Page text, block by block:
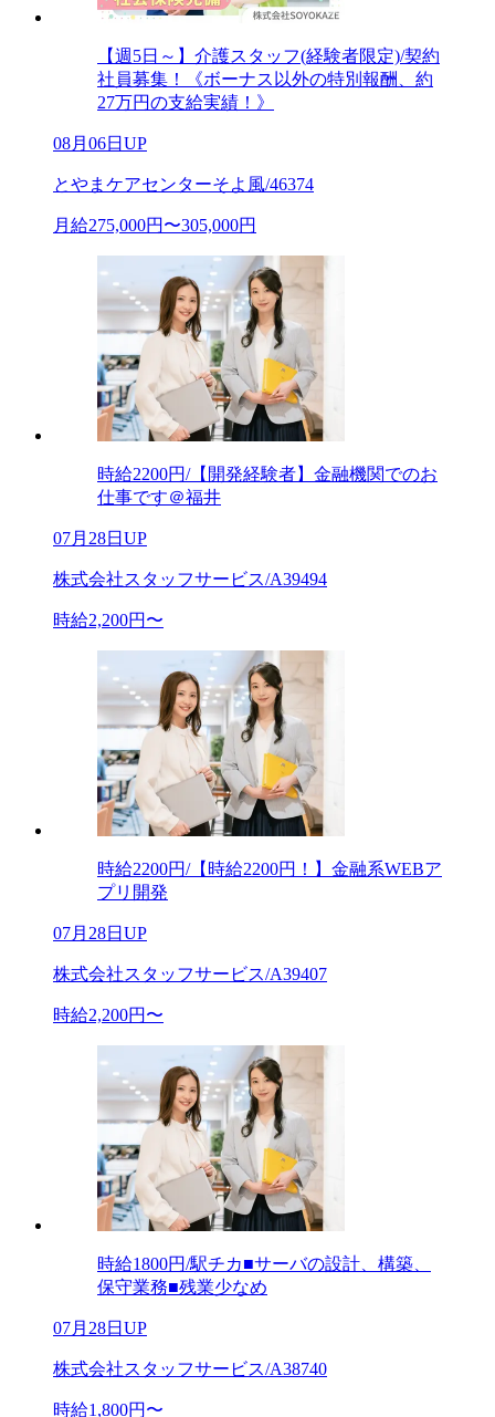
【週5日～】介護スタッフ(経験者限定)/契約
社員募集！《ボーナス以外の特別報酬、約
27万円の支給実績！》
08月06日UP
とやまケアセンターそよ風/46374
月給275,000円〜305,000円
時給2200円/【開発経験者】金融機関でのお
仕事です＠福井
07月28日UP
株式会社スタッフサービス/A39494
時給2,200円〜
時給2200円/【時給2200円！】金融系WEBア
プリ開発
07月28日UP
株式会社スタッフサービス/A39407
時給2,200円〜
時給1800円/駅チカ■サーバの設計、構築、
保守業務■残業少なめ
07月28日UP
株式会社スタッフサービス/A38740
時給1,800円〜